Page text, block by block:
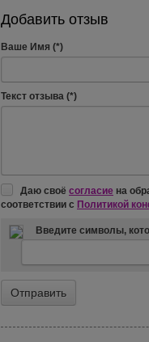
Добавить отзыв
Ваше Имя (*)
Текст отзыва (*)
Даю своё согласие на
соответствии с Политикой
Введите символы,